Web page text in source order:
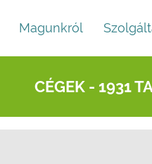
Magunkról
CÉGEK - 1931